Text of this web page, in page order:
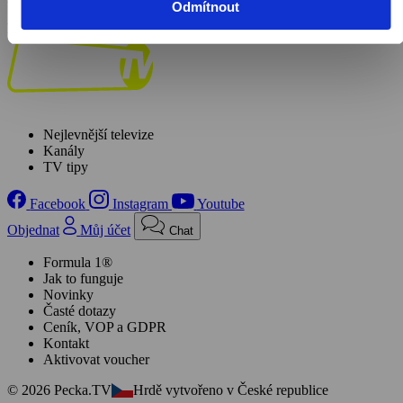
Odmítnout
Pořad aktuálně není v nabídce
Nejlevnější televize
Kanály
TV tipy
Facebook Instagram
Youtube
Objednat
Můj účet Chat
Formula 1®
Jak to funguje
Novinky
Časté dotazy
Ceník, VOP a GDPR
Kontakt
Aktivovat voucher
© 2026 Pecka.TV
Hrdě vytvořeno v České republice